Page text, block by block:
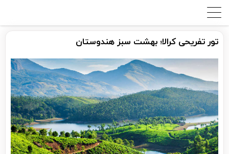
تور تفریحی کرالا؛ بهشت سبز هندوستان